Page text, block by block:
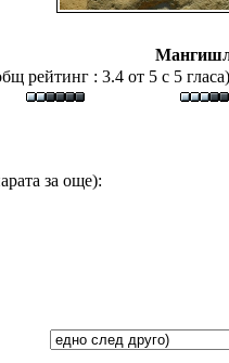
рейтинг : 3.4 от 5 с 5 гласа)
за още):